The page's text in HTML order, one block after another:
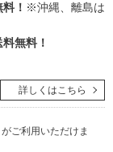
！ ※沖縄、離島は
無料！
がご利用いただけま
詳しくはこちら